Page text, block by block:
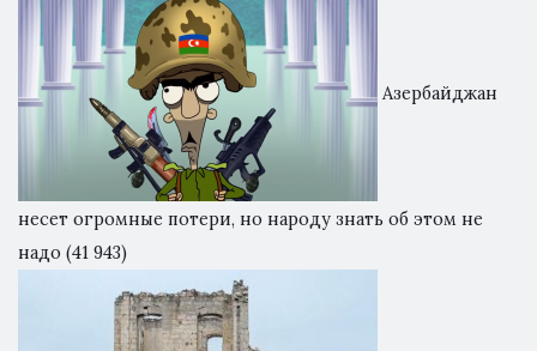
Азербайджан
несет огромные потери, но народу знать об этом не
надо (41 943)